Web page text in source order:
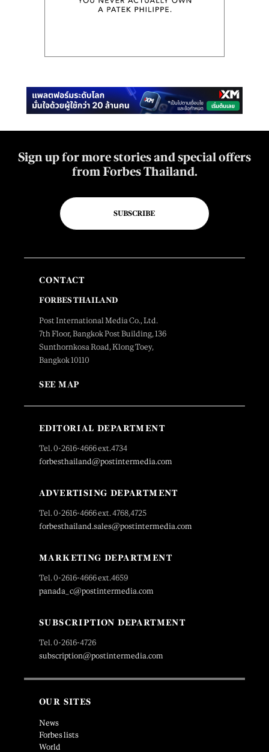
Sign up for more stories and special offers
from Forbes Thailand.
SUBSCRIBE
CONTACT
FORBES THAILAND
Post International Media Co., Ltd.
7th Floor, Bangkok Post Building, 136
Sunthornkosa Road, Klong Toey,
Bangkok 10110
SEE MAP
EDITORIAL DEPARTMENT
Tel. 0-2616-4666 ext.4734
forbesthailand@postintermedia.com
ADVERTISING DEPARTMENT
Tel. 0-2616-4666 ext. 4768,4725
forbesthailand.sales@postintermedia.com
MARKETING DEPARTMENT
Tel. 0-2616-4666 ext.4659
panada_c@postintermedia.com
SUBSCRIPTION DEPARTMENT
Tel. 0-2616-4726
subscription@postintermedia.com
OUR SITES
News
Forbes lists
World